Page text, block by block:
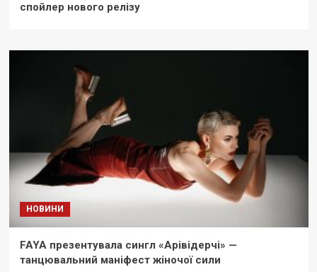
спойлер нового релізу
НОВИНИ
FAYA презентувала сингл «Арівідерчі» —
танцювальний маніфест жіночої сили